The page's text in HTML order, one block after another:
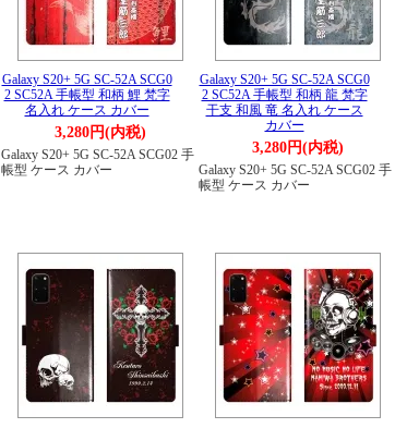
Galaxy S20+ 5G SC-52A SCG0
2 SC52A 手帳型 和柄 鯉 梵字
名入れ ケース カバー
3,280円(内税)
Galaxy S20+ 5G SC-52A SCG02 手
帳型 ケース カバー
Galaxy S20+ 5G SC-52A SCG0
2 SC52A 手帳型 和柄 龍 梵字
干支 和風 竜 名入れ ケース
カバー
3,280円(内税)
Galaxy S20+ 5G SC-52A SCG02 手
帳型 ケース カバー